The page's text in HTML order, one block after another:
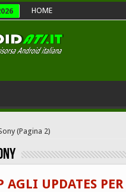
HOME
(Pagina 2)
AGLI UPDATES